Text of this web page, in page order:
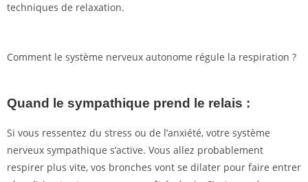
techniques de relaxation.
Comment le système nerveux autonome régule la respiration ?
Quand le sympathique prend le relais :
Si vous ressentez du stress ou de l’anxiété, votre système
nerveux sympathique s’active. Vous allez probablement
respirer plus vite, vos bronches vont se dilater pour faire entrer